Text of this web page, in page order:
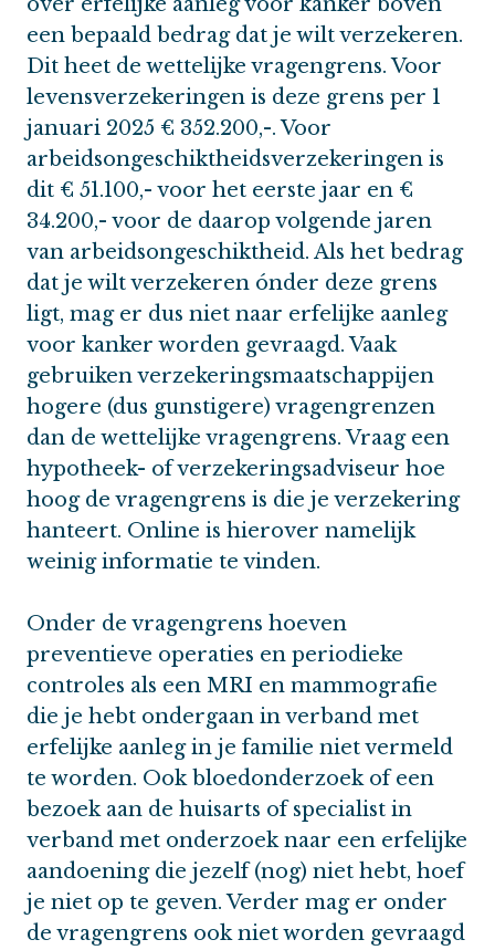
een bepaald bedrag dat je wilt verzekeren.
Dit heet de wettelijke vragengrens. Voor
levensverzekeringen is deze grens per 1
januari 2025 € 352.200,-. Voor
arbeidsongeschiktheidsverzekeringen is
dit € 51.100,- voor het eerste jaar en €
34.200,- voor de daarop volgende jaren
van arbeidsongeschiktheid. Als het bedrag
dat je wilt verzekeren ónder deze grens
ligt, mag er dus niet naar erfelijke aanleg
voor kanker worden gevraagd. Vaak
gebruiken verzekeringsmaatschappijen
hogere (dus gunstigere) vragengrenzen
dan de wettelijke vragengrens. Vraag een
hypotheek- of verzekeringsadviseur hoe
hoog de vragengrens is die je verzekering
hanteert. Online is hierover namelijk
weinig informatie te vinden.
Onder de vragengrens hoeven
preventieve operaties en periodieke
controles als een MRI en mammografie
die je hebt ondergaan in verband met
erfelijke aanleg in je familie niet vermeld
te worden. Ook bloedonderzoek of een
bezoek aan de huisarts of specialist in
verband met onderzoek naar een erfelijke
aandoening die jezelf (nog) niet hebt, hoef
je niet op te geven. Verder mag er onder
de vragengrens ook niet worden gevraagd